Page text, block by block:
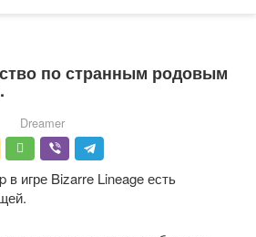
по странным родовым
Dreamer
в игре Bizarre Lineage есть